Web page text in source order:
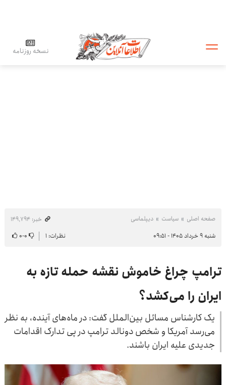
نسخه روزنامه
صفحه اصلی سیاست دیپلماسی
خبر: ۱۴۹٬۷۹۴
شنبه ۹ خرداد ۱۴۰۵ - ۰۹:۵۱
نظرات: ۱ ۰-۰
ترامپ چراغ خاموش نقشه حمله تازه به
ایران را می‌کشد؟
یک کارشناس مسائل بین‌الملل گفت: در ماه‌های آینده، به نظر
می‌رسد آمریکا و شخص دونالد ترامپ در پی تدارک اقدامات
جدیدی علیه ایران باشند.